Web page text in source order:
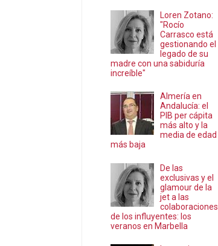
Loren Zotano:
"Rocío
Carrasco está
gestionando el
legado de su
madre con una sabiduría
increíble"
Almería en
Andalucía: el
PIB per cápita
más alto y la
media de edad
más baja
De las
exclusivas y el
glamour de la
jet a las
colaboraciones
de los influyentes: los
veranos en Marbella